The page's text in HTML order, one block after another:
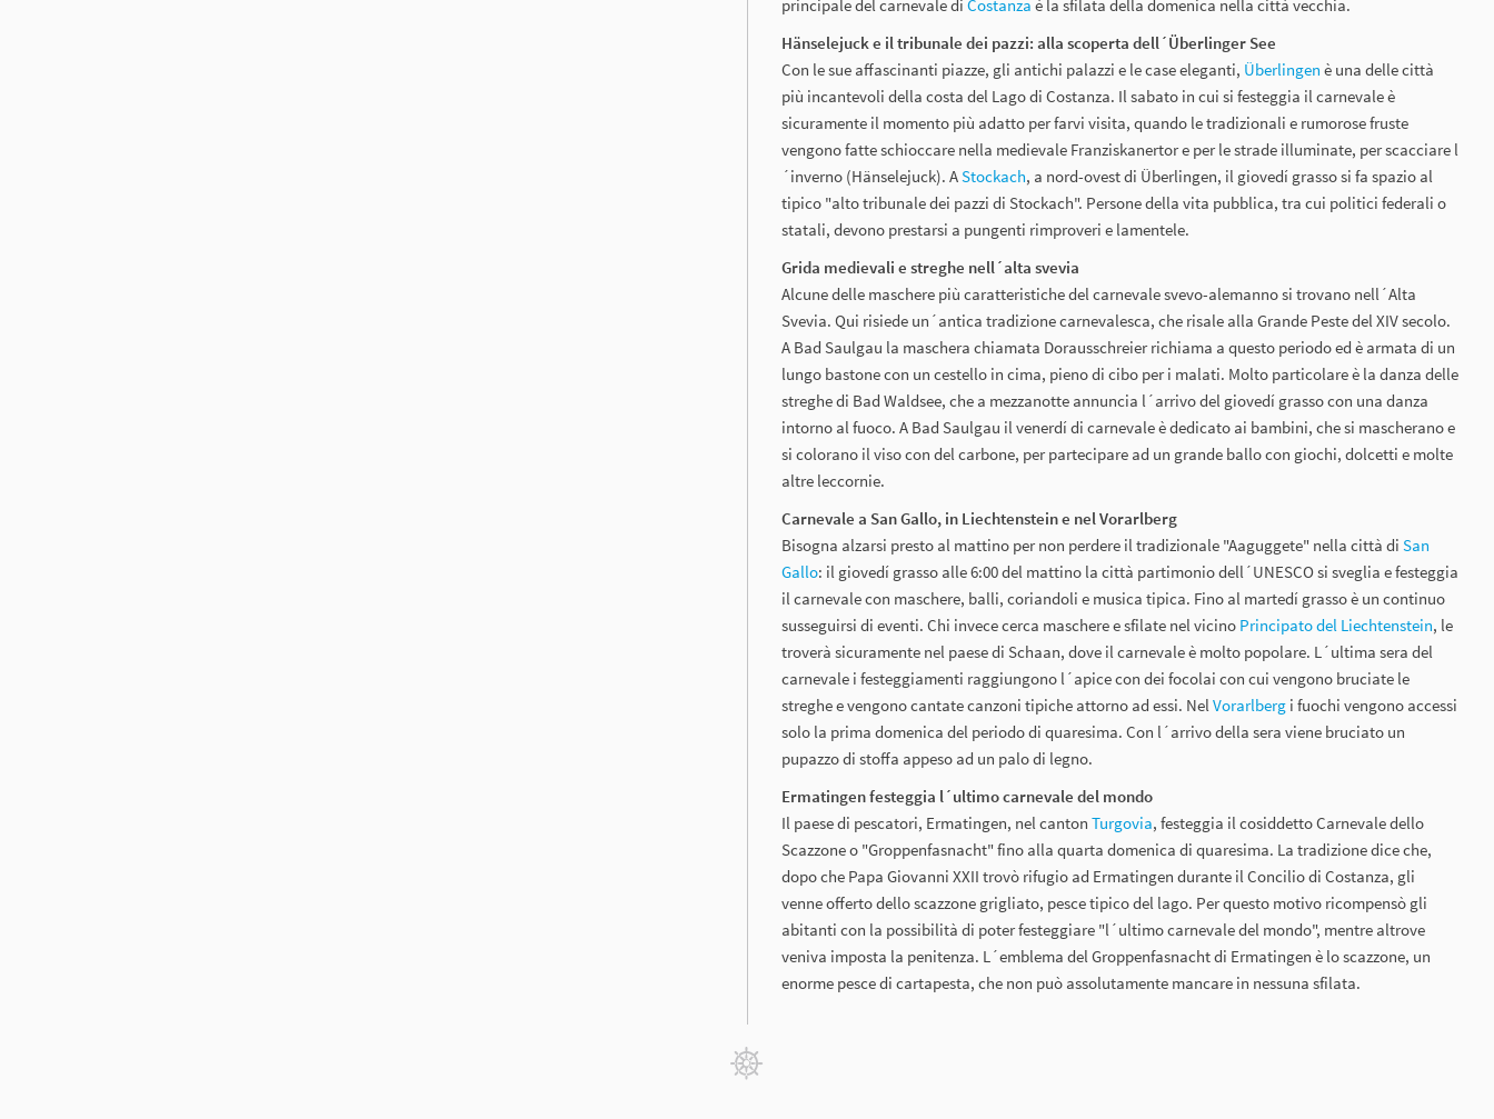
principale del carnevale di Costanza è la sfilata della domenica nella città vecchia.
Hänselejuck e il tribunale dei pazzi: alla scoperta dell´Überlinger See
Con le sue affascinanti piazze, gli antichi palazzi e le case eleganti, Überlingen è una delle città
più incantevoli della costa del Lago di Costanza. Il sabato in cui si festeggia il carnevale è
sicuramente il momento più adatto per farvi visita, quando le tradizionali e rumorose fruste
vengono fatte schioccare nella medievale Franziskanertor e per le strade illuminate, per scacciare l
´inverno (Hänselejuck). AStockach, a nord-ovest di Überlingen, il giovedí grasso si fa spazio al
tipico "alto tribunale dei pazzi di Stockach". Persone della vita pubblica, tra cui politici federali o
statali, devono prestarsi a pungenti rimproveri e lamentele.
Grida medievali e streghe nell´alta svevia
Alcune delle maschere più caratteristiche del carnevale svevo-alemanno si trovano nell´Alta
Svevia. Qui risiede un´antica tradizione carnevalesca, che risale alla Grande Peste del XIV secolo.
A Bad Saulgau la maschera chiamata Dorausschreier richiama a questo periodo ed è armata di un
lungo bastone con un cestello in cima, pieno di cibo per i malati. Molto particolare è la danza delle
streghe di Bad Waldsee, che a mezzanotte annuncia l´arrivo del giovedí grasso con una danza
intorno al fuoco. A Bad Saulgau il venerdí di carnevale è dedicato ai bambini, che si mascherano e
si colorano il viso con del carbone, per partecipare ad un grande ballo con giochi, dolcetti e molte
altre leccornie.
Carnevale a San Gallo, in Liechtenstein e nel Vorarlberg
Bisogna alzarsi presto al mattino per non perdere il tradizionale "Aaguggete" nella città di San
Gallo: il giovedí grasso alle 6:00 del mattino la città partimonio dell´UNESCO si sveglia e festeggia
il carnevale con maschere, balli, coriandoli e musica tipica. Fino al martedí grasso è un continuo
susseguirsi di eventi. Chi invece cerca maschere e sfilate nel vicino Principato del Liechtenstein, le
troverà sicuramente nel paese di Schaan, dove il carnevale è molto popolare. L´ultima sera del
carnevale i festeggiamenti raggiungono l´apice con dei focolai con cui vengono bruciate le
streghe e vengono cantate canzoni tipiche attorno ad essi. NelVorarlberg i fuochi vengono accessi
solo la prima domenica del periodo di quaresima. Con l´arrivo della sera viene bruciato un
pupazzo di stoffa appeso ad un palo di legno.
Ermatingen festeggia l´ultimo carnevale del mondo
Il paese di pescatori, Ermatingen, nel canton Turgovia, festeggia il cosiddetto Carnevale dello
Scazzone o "Groppenfasnacht" fino alla quarta domenica di quaresima. La tradizione dice che,
dopo che Papa Giovanni XXII trovò rifugio ad Ermatingen durante il Concilio di Costanza, gli
venne offerto dello scazzone grigliato, pesce tipico del lago. Per questo motivo ricompensò gli
abitanti con la possibilità di poter festeggiare "l´ultimo carnevale del mondo", mentre altrove
veniva imposta la penitenza. L´emblema del Groppenfasnacht di Ermatingen è lo scazzone, un
enorme pesce di cartapesta, che non può assolutamente mancare in nessuna sfilata.